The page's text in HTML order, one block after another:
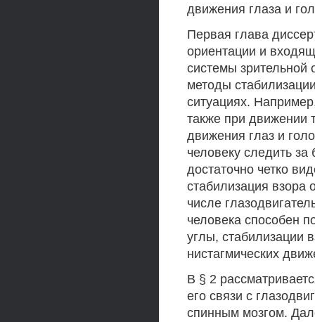
движения глаза и
Первая глава
ориентации и
системы зрительной
методы
ситуациях.
также при движении
движения глаз и
человеку следить
достаточно четко
стабилизация взора
числе
человека способен
углы, стабилизации
нистагмических
В § 2
его связи с
спинным мозгом.